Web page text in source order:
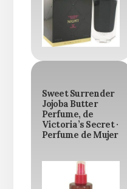
Sweet Surrender
Jojoba Butter
Perfume, de
Victoria’s Secret ·
Perfume de Mujer